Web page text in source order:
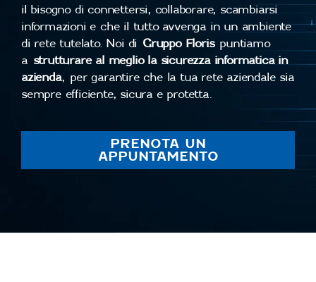
il bisogno di connettersi, collaborare, scambiarsi
informazioni e che il tutto avvenga in un ambiente
di rete tutelato. Noi di Gruppo Florispuntiamo
a strutturare al meglio la sicurezza informatica in
azienda, per garantire che la tua rete aziendale sia
sempre efficiente, sicura e protetta.
PRENOTA UN
APPUNTAMENTO